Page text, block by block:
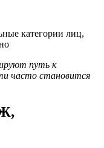
категории лиц,
путь к
часто становится